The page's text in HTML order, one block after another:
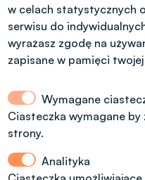
Kontakt dla
obywatelstwem
Dział Rekrutacji
ul. Radwańska 29,
wejście od ul.
tel.: 42 6312092, 42
w celach statystycznych
serwisu do
wyrażasz zgodę na
zapisane w pamięci
Wymagane
Ciasteczka wymagane by
strony.
Analityka